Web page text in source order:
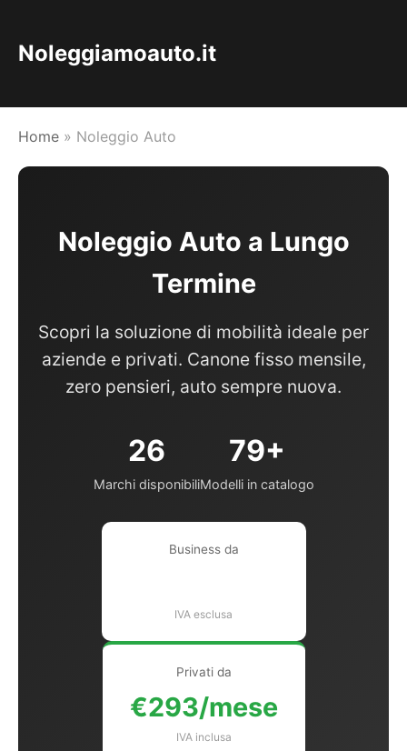
Noleggiamoauto.it
Home » Noleggio Auto
Noleggio Auto a Lungo
Termine
Scopri la soluzione di mobilità ideale per
aziende e privati. Canone fisso mensile,
zero pensieri, auto sempre nuova.
26
Marchi disponibili
79+
Modelli in catalogo
Business da
IVA esclusa
Privati da
€293/mese
IVA inclusa